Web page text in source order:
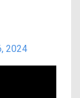
2024